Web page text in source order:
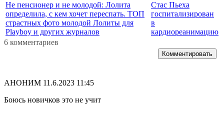
Не пенсионер и не молодой: Лолита
определила, с кем хочет переспать. ТОП
страстных фото молодой Лолиты для
Playboy и других журналов
Стас Пьеха
госпитализирован
в
кардиореанимацию
6 комментариев
Комментировать
АНОНИМ 11.6.2023 11:45
Боюсь новичков это не учит